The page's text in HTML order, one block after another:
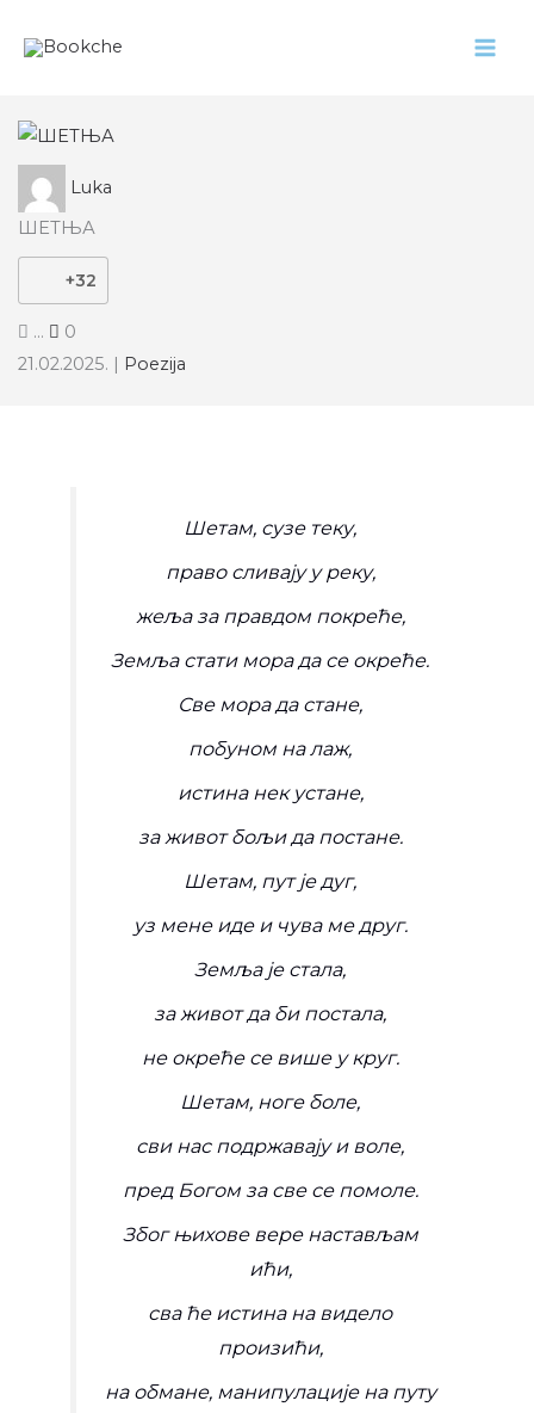
Luka
ШЕТЊА
+32
...
0
21.02.2025.
Poezija
Шетам, сузе теку,
право сливају у реку,
жеља за правдом покреће,
Земља стати мора да се окреће.
Све мора да стане,
побуном на лаж,
истина нек устане,
за живот бољи да постане.
Шетам, пут је дуг,
уз мене иде и чува ме друг.
Земља је стала,
за живот да би постала,
не окреће се више у круг.
Шетам, ноге боле,
сви нас подржавају и воле,
пред Богом за све се помоле.
Због њихове вере настављам
ићи,
сва ће истина на видело
произићи,
на обмане, манипулације на путу